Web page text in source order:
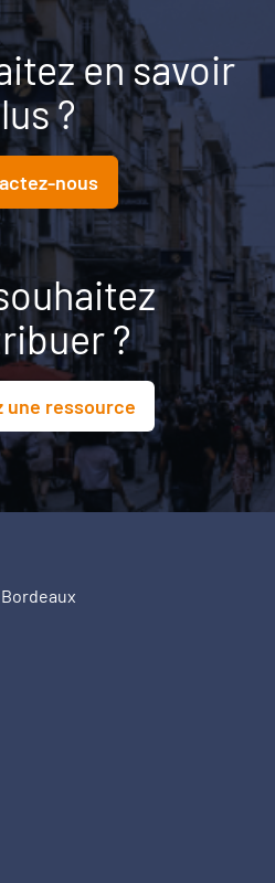
en savoir
?
nous
?
une ressource
Bordeaux